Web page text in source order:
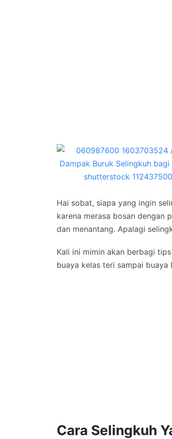
Hai sobat, siapa yang ingin
karena merasa bosan dengan
dan menantang. Apalagi
Kali ini mimin akan berbagi
buaya kelas teri sampai buaya
Cara Selingkuh